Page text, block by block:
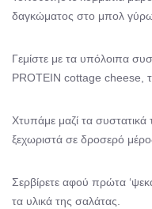
δαγκώματος στο μπολ
Γεμίστε με τα υπόλοιπα
PROTEIN cottage cheese,
Χτυπάμε μαζί τα
ξεχωριστά σε δροσερό
Σερβίρετε αφού πρώτα
τα υλικά της σαλάτας.